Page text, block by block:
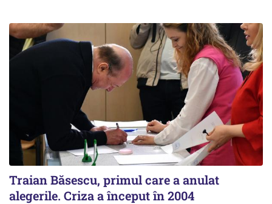
Traian Băsescu, primul care a anulat
alegerile. Criza a început în 2004